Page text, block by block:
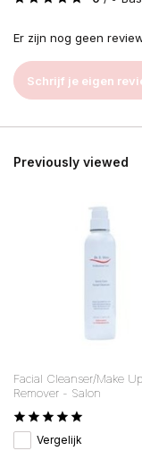
Er zijn nog geen
Schrijf je eigen
Previously viewed
Facial Cleanser/Make Up
Remover - Salon
Vergelijk